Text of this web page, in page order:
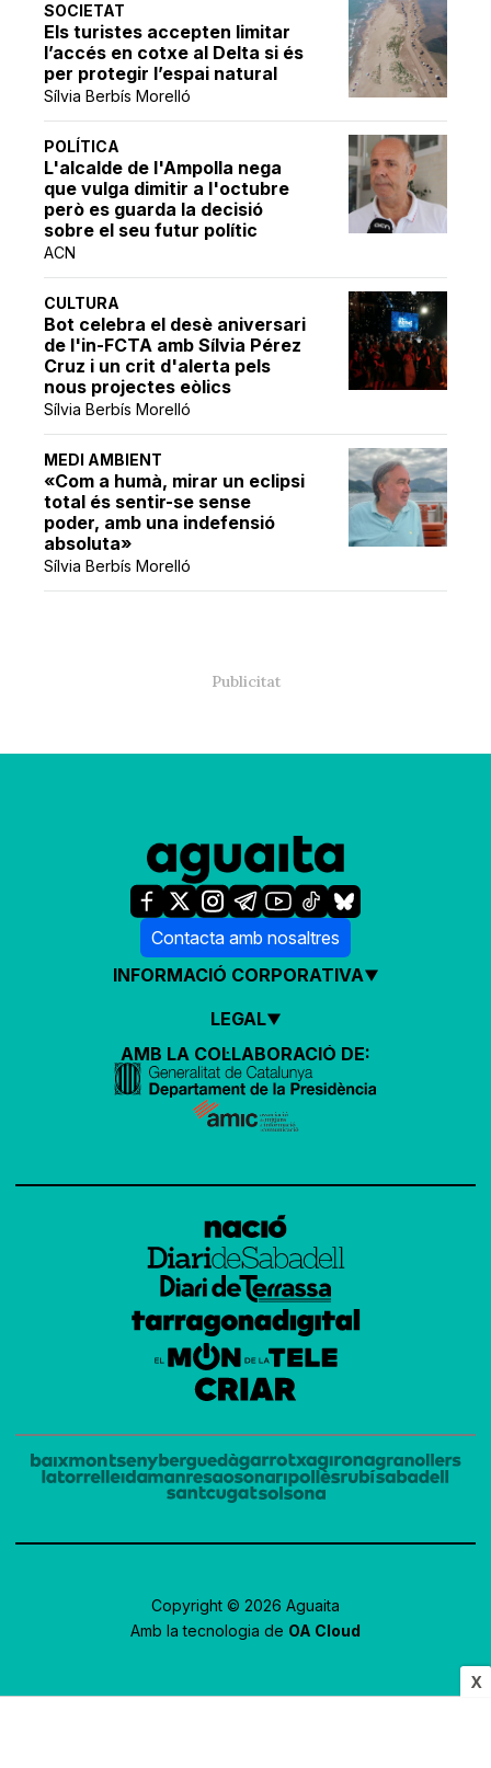
X
SOCIETAT
Els turistes accepten limitar
l’accés en cotxe al Delta si és
per protegir l’espai natural
Sílvia Berbís Morelló
POLÍTICA
L'alcalde de l'Ampolla nega
que vulga dimitir a l'octubre
però es guarda la decisió
sobre el seu futur polític
ACN
CULTURA
Bot celebra el desè aniversari
de l'in-FCTA amb Sílvia Pérez
Cruz i un crit d'alerta pels
nous projectes eòlics
Sílvia Berbís Morelló
MEDI AMBIENT
«Com a humà, mirar un eclipsi
total és sentir-se sense
poder, amb una indefensió
absoluta»
Sílvia Berbís Morelló
Contacta amb nosaltres
INFORMACIÓ CORPORATIVA
LEGAL
AMB LA COL·LABORACIÓ DE:
Copyright © 2026 Aguaita
Amb la tecnologia de OA Cloud